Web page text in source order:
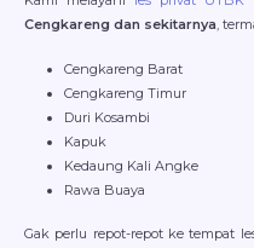
Cengkareng dan sekitarnya,
Cengkareng Barat
Cengkareng Timur
Duri Kosambi
Kapuk
Kedaung Kali Angke
Rawa Buaya
Gak perlu repot-repot ke tempat